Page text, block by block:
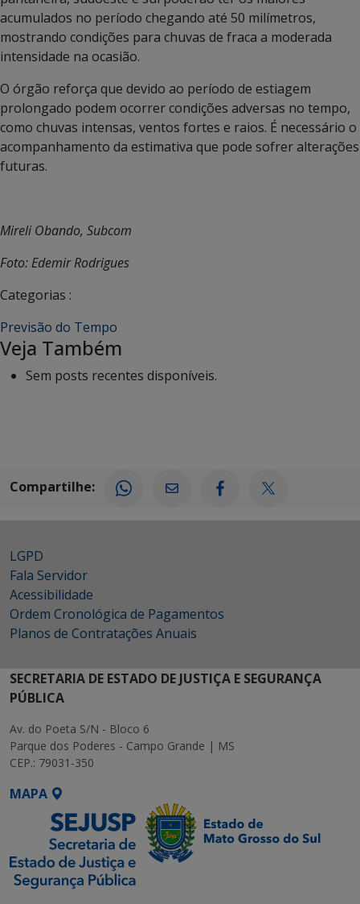
acumulados no período chegando até 50 milímetros,
mostrando condições para chuvas de fraca a moderada
intensidade na ocasião.
O órgão reforça que devido ao período de estiagem
prolongado podem ocorrer condições adversas no tempo,
como chuvas intensas, ventos fortes e raios. É necessário o
acompanhamento da estimativa que pode sofrer alterações
futuras.
Mireli Obando, Subcom
Foto: Edemir Rodrigues
Categorias :
Previsão do Tempo
Veja Também
Sem posts recentes disponíveis.
Compartilhe:
LGPD
Fala Servidor
Acessibilidade
Ordem Cronológica de Pagamentos
Planos de Contratações Anuais
SECRETARIA DE ESTADO DE JUSTIÇA E SEGURANÇA
PÚBLICA
Av. do Poeta S/N - Bloco 6
Parque dos Poderes - Campo Grande | MS
CEP.: 79031-350
MAPA